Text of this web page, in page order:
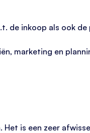
de inkoop als ook de
marketing en
is een zeer